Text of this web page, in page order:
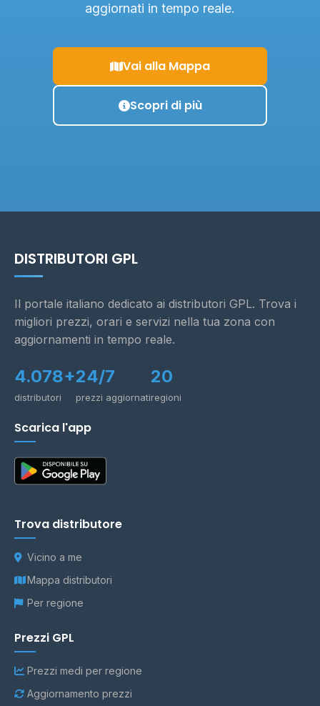
aggiornati in tempo reale.
Vai alla Mappa
Scopri di più
DISTRIBUTORI GPL
Il portale italiano dedicato ai distributori GPL. Trova i
migliori prezzi, orari e servizi nella tua zona con
aggiornamenti in tempo reale.
4.078+
distributori
24/7
prezzi aggiornati
20
regioni
Scarica l'app
Trova distributore
Vicino a me
Mappa distributori
Per regione
Prezzi GPL
Prezzi medi per regione
Aggiornamento prezzi